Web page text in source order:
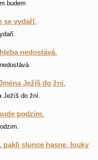
budem
se vydaří.
nedostává.
Ježíš do žní.
Ježíš do žní.
podzim.
pakli slunce hasne, louky